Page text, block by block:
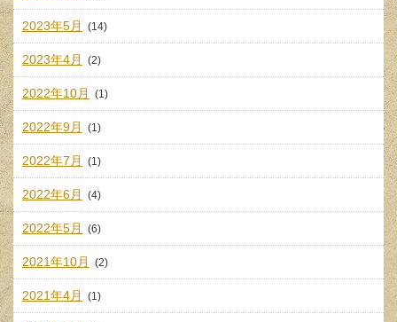
2023年5月 (14)
2023年4月 (2)
2022年10月 (1)
2022年9月 (1)
2022年7月 (1)
2022年6月 (4)
2022年5月 (6)
2021年10月 (2)
2021年4月 (1)